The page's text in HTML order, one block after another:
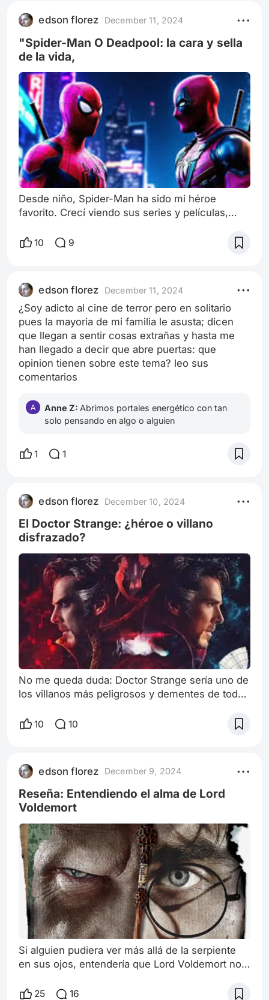
heredados de nuestra familia. Protagonizada por
Bruce Willis, quien nos ofrece una
interpretación conmovedora y distinta
edson florez December 11, 2024
"Spider-Man O Deadpool: la cara y sella
de la vida,
Desde niño, Spider-Man ha sido mi héroe
favorito. Crecí viendo sus series y películas,
responsabilidad y su lucha inquebrantable por
conocer a Deadpool cuando me di cuenta de
algo fascinante: ambos personajes, aunque
radicalmente distintos en sus acciones y
filosofía, com
10 9
edson florez December 11, 2024
¿Soy adicto al cine de terror pero en solitario
pues la mayoria de mi familia le asusta; dicen
que llegan a sentir cosas extrañas y hasta me
han llegado a decir que abre puertas: que
opinion tienen sobre este tema? leo sus
comentarios
Anne Z: Abrimos portales energético con tan
solo pensando en algo o alguien
1 1
edson florez December 10, 2024
El Doctor Strange: ¿héroe o villano
disfrazado?
No me queda duda: Doctor Strange sería uno de
los villanos más peligrosos y dementes de todo
solo de una suposición, sino de lo que hemos
el Multiverso de la Locura, lo deja claro: el
mismo amor de su vida, Christine, lo mira a los
ojos y sentencia con frialdad: “
10 10
edson florez December 9, 2024
Reseña: Entendiendo el alma de Lord
Voldemort
Si alguien pudiera ver más allá de la serpiente
en sus ojos, entendería que Lord Voldemort no
las varitas y los horrocruxes, antes del miedo
25 16